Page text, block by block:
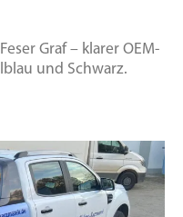
Graf – klarer OEM-
und Schwarz.